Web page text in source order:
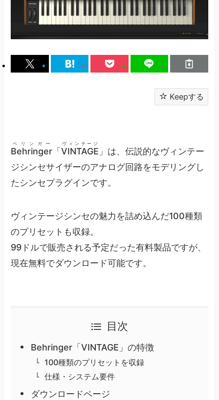
Keepする
Behringer
ベリンガー
「VINTAGE
ヴィンテージ
」は、伝説的なヴィンテー
ジシンセサイザーのアナログ回路をモデリングし
たシンセプラグインです。
ヴィンテージシンセの魅力を詰め込んだ100種類
のプリセットも収録。
99ドルで販売される予定だった有料製品ですが、
現在無料でダウンロード可能です。
目次
Behringer「VINTAGE」の特徴
100種類のプリセットを収録
仕様・システム要件
ダウンロードページ